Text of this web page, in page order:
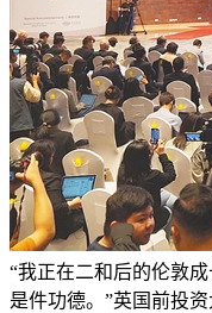
“我正在二和后的伦敦
是件功德。”英国前投